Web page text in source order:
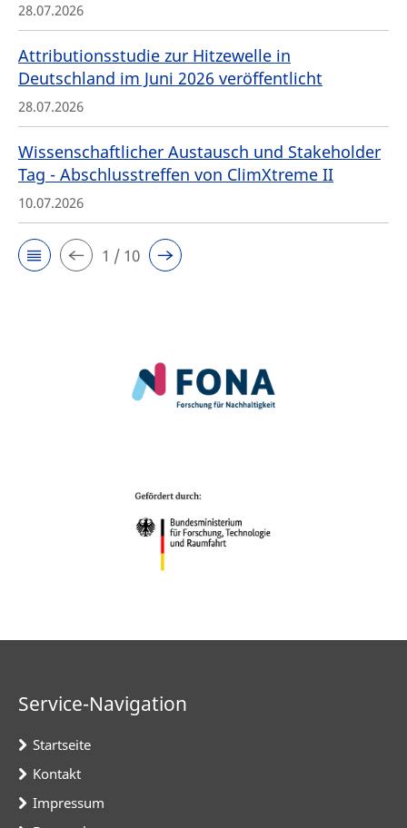
28.07.2026
Attributionsstudie zur Hitzewelle in
Deutschland im Juni 2026 veröffentlicht
28.07.2026
Wissenschaftlicher Austausch und Stakeholder
Tag - Abschlusstreffen von ClimXtreme II
10.07.2026
1 / 10
Service-Navigation
Startseite
Kontakt
Impressum